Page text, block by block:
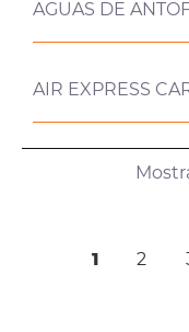
AGUAS DE
AIR EXPRESS
1
2